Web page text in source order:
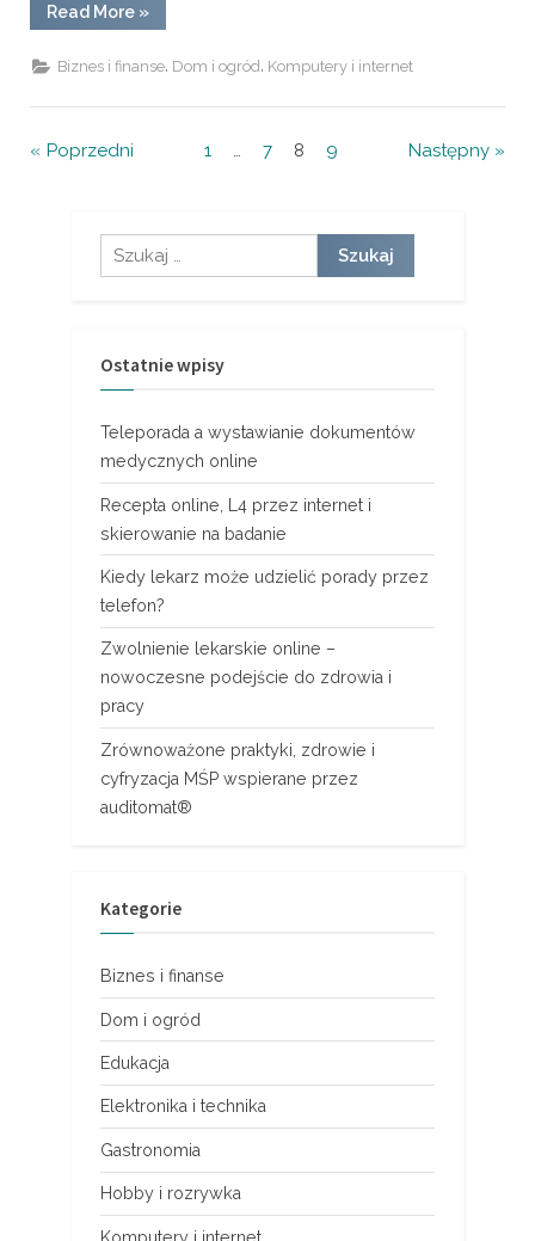
Read More“Hotelowe
inwestycje”
»
Biznes i finanse, Dom i ogród , Komputery i internet
Nawigacja
wpisach
Poprzedni 1 … 7 8 9 Następny
Szukaj:
Ostatnie wpisy
Teleporada a wystawianie dokumentów
medycznych online
Recepta online, L4 przez internet i
skierowanie na badanie
Kiedy lekarz może udzielić porady przez
telefon?
Zwolnienie lekarskie online –
nowoczesne podejście do zdrowia i
pracy
Zrównoważone praktyki, zdrowie i
cyfryzacja MŚP wspierane przez
auditomat®
Kategorie
Biznes i finanse
Dom i ogród
Edukacja
Elektronika i technika
Gastronomia
Hobby i rozrywka
Komputery i internet